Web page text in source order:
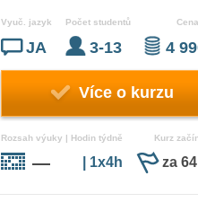
Vyuč. jazyk
JA
Počet studentů
3-13
Cena
4
Více o kurzu
Rozsah výuky | Hodin týdně
— | 1x4h
Kurz
za